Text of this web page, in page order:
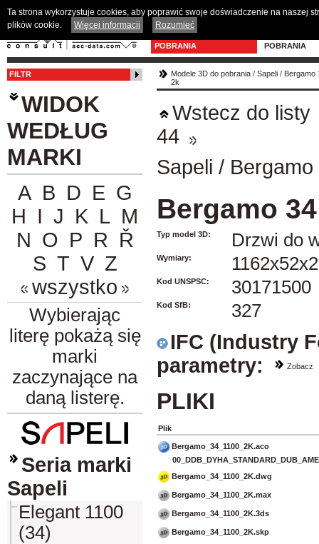
POBRANIA
POBRANIA
FILTR
WIDOK
WEDŁUG
MARKI
A B D E G
H I J K L M
N O P R Ř
S T V Z
wszystko
Wybierając
literę pokażą się
marki
zaczynające na
daną listerę.
Seria marki
Sapeli
Elegant 1100
(34)
Modele 3D do pobrania / Sapeli / Bergamo
2k
Wstecz do listy
44
Sapeli / Bergamo
Bergamo
Typ model 3D: Drzwi do
Wymiary:
Kod UNSPSC: 30171500
Kod SfB: 327
IFC (Industry
parametry:
Zobacz
PLIKI
Plik
Bergamo_34_1100_2K.aco
Bergamo_34_1100_2K.dwg
Bergamo_34_1100_2K.max
Bergamo_34_1100_2K.3ds
Bergamo_34_1100_2K.skp
Ta strona wykorzystuje cookies, aby poprawić swoje doświadczenie na naszej
plików cookie.
Więcej informacji Rozumieć